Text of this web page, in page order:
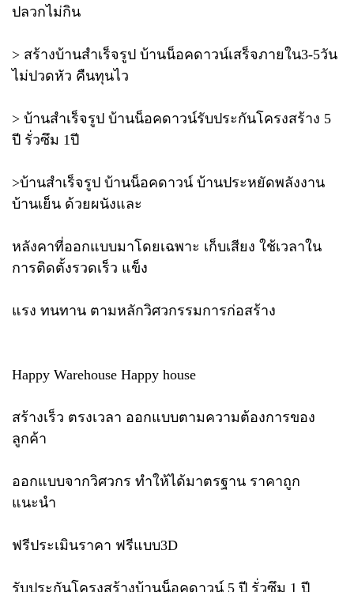
ปลวกไม่กิน
> สร้างบ้านสำเร็จรูป บ้านน็อคดาวน์เสร็จภายใน3-5วัน
ไม่ปวดหัว คืนทุนไว
> บ้านสำเร็จรูป บ้านน็อคดาวน์รับประกันโครงสร้าง 5
ปี รั่วซึม 1ปี
>บ้านสำเร็จรูป บ้านน็อคดาวน์ บ้านประหยัดพลังงาน
บ้านเย็น ด้วยผนังและ
หลังคาที่ออกแบบมาโดยเฉพาะ เก็บเสียง ใช้เวลาใน
การติดตั้งรวดเร็ว แข็ง
แรง ทนทาน ตามหลักวิศวกรรมการก่อสร้าง
Happy Warehouse Happy house
สร้างเร็ว ตรงเวลา ออกแบบตามความต้องการของ
ลูกค้า
ออกแบบจากวิศวกร ทำให้ได้มาตรฐาน ราคาถูก
แนะนำ
ฟรีประเมินราคา ฟรีแบบ3D
รับประกันโครงสร้างบ้านน็อคดาวน์ 5 ปี รั่วซึม 1 ปี